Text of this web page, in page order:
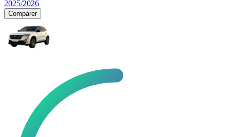
2025/2026
Comparer